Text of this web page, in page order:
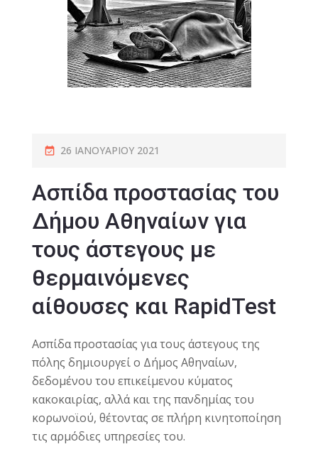
26 ΙΑΝΟΥΑΡΊΟΥ 2021
Ασπίδα προστασίας του
Δήμου Αθηναίων για
τους άστεγους με
θερμαινόμενες
αίθουσες και RapidTest
Ασπίδα προστασίας για τους άστεγους της
πόλης δημιουργεί ο Δήμος Αθηναίων,
δεδομένου του επικείμενου κύματος
κακοκαιρίας, αλλά και της πανδημίας του
κορωνοϊού, θέτοντας σε πλήρη κινητοποίηση
τις αρμόδιες υπηρεσίες του.